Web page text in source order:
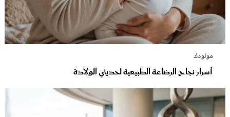
مولودك
أسرار نجاح الرضاعة الطبيعية لحديثي الولادة